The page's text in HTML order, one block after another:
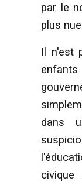
par le
plus
Il n'est
dans